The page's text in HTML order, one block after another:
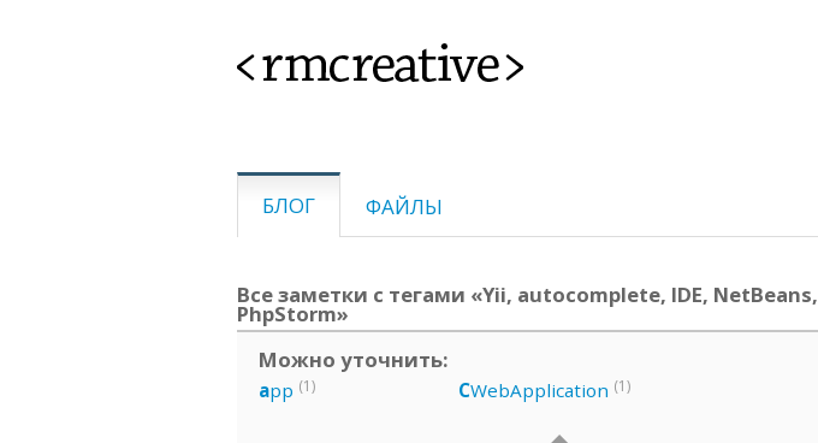
<rmcreative>
БЛОГ ФАЙЛЫ
Все заметки с тегами «Yii, autocomplete, IDE, NetBeans,
PhpStorm»
Можно уточнить:
app (1) CWebApplication (1)